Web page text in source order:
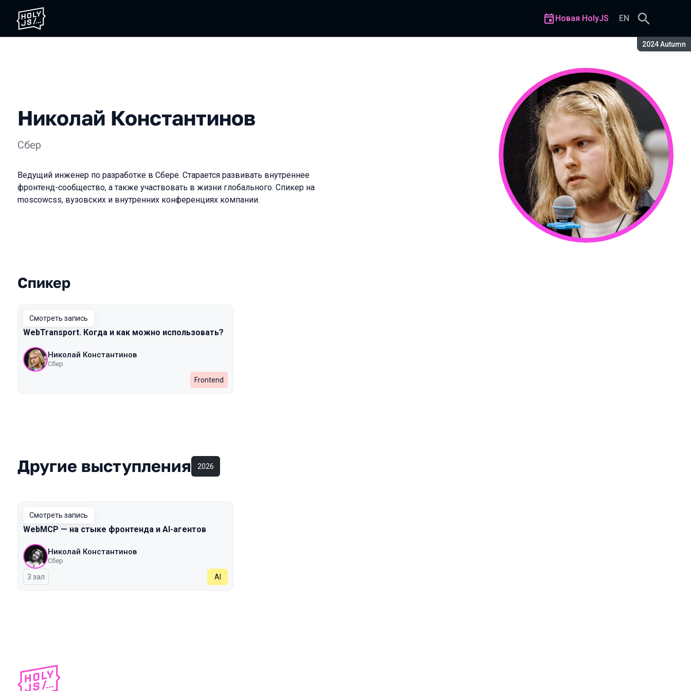
Сезон:
2024 Autumn
Новая HolyJS EN
Николай Константинов
Сбер
Ведущий инженер по разработке в Сбере. Старается развивать внутреннее
фронтенд-сообщество, а также участвовать в жизни глобального. Спикер на
moscowcss, вузовских и внутренних конференциях компании.
Выступления в сезоне 2024 Autumn
Спикер
Смотреть запись
WebTransport. Когда и как можно использовать?
Николай Константинов
Сбер
Frontend
Другие выступления 2026
Смотреть запись
WebMCP — на стыке фронтенда и AI-агентов
Николай Константинов
Сбер
3 зал AI